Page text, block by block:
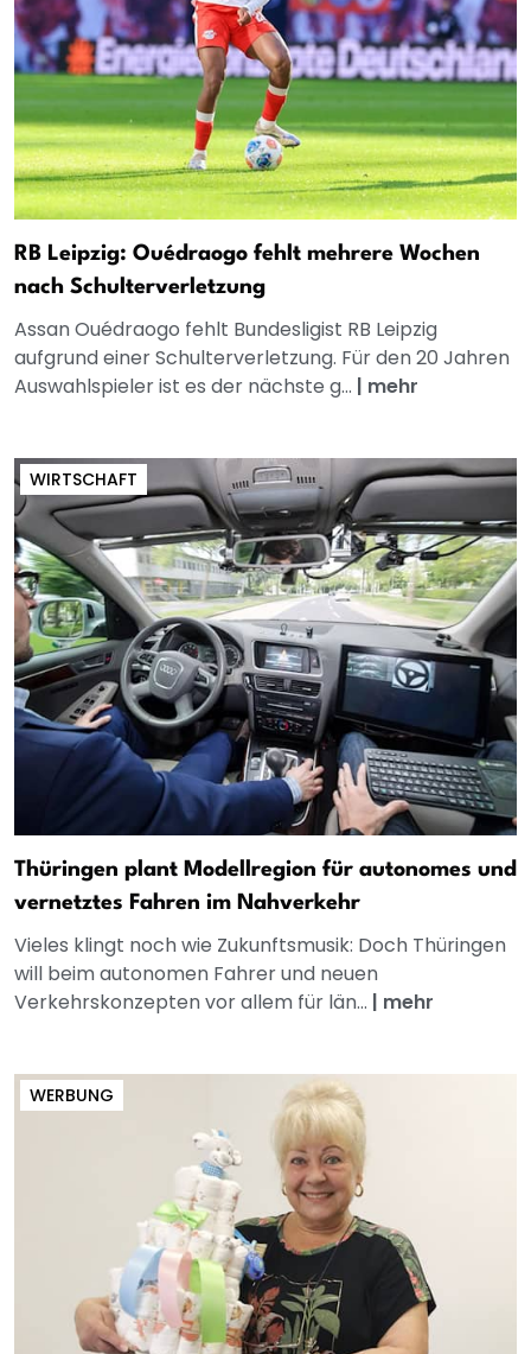
RB Leipzig: Ouédraogo fehlt mehrere Wochen
nach Schulterverletzung
Assan Ouédraogo fehlt Bundesligist RB Leipzig
aufgrund einer Schulterverletzung. Für den 20 Jahren
Auswahlspieler ist es der nächste g... | mehr
WIRTSCHAFT
Thüringen plant Modellregion für autonomes und
vernetztes Fahren im Nahverkehr
Vieles klingt noch wie Zukunftsmusik: Doch Thüringen
will beim autonomen Fahrer und neuen
Verkehrskonzepten vor allem für län... | mehr
WERBUNG